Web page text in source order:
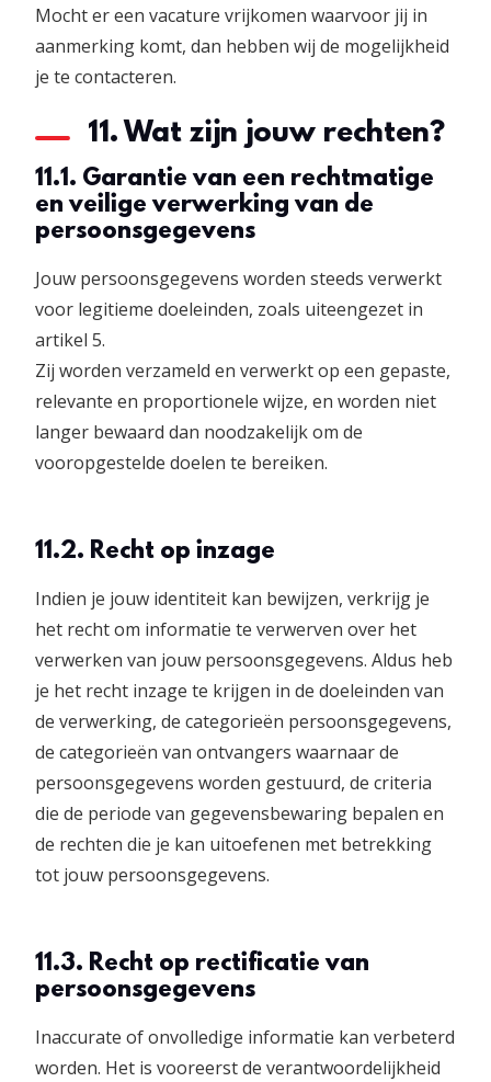
Mocht er een vacature vrijkomen waarvoor jij in
aanmerking komt, dan hebben wij de mogelijkheid
je te contacteren.
11. Wat zijn jouw rechten?
11.1. Garantie van een rechtmatige
en veilige verwerking van de
persoonsgegevens
Jouw persoonsgegevens worden steeds verwerkt
voor legitieme doeleinden, zoals uiteengezet in
artikel 5.
Zij worden verzameld en verwerkt op een gepaste,
relevante en proportionele wijze, en worden niet
langer bewaard dan noodzakelijk om de
vooropgestelde doelen te bereiken.
11.2. Recht op inzage
Indien je jouw identiteit kan bewijzen, verkrijg je
het recht om informatie te verwerven over het
verwerken van jouw persoonsgegevens. Aldus heb
je het recht inzage te krijgen in de doeleinden van
de verwerking, de categorieën persoonsgegevens,
de categorieën van ontvangers waarnaar de
persoonsgegevens worden gestuurd, de criteria
die de periode van gegevensbewaring bepalen en
de rechten die je kan uitoefenen met betrekking
tot jouw persoonsgegevens.
11.3. Recht op rectificatie van
persoonsgegevens
Inaccurate of onvolledige informatie kan verbeterd
worden. Het is vooreerst de verantwoordelijkheid